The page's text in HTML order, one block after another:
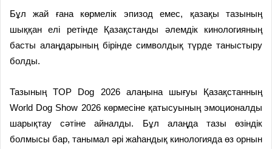
Бұл жай ғана көрмелік эпизод емес, қазақы тазының
шыққан елі ретінде Қазақстанды әлемдік кинологияның
басты алаңдарының бірінде символдық түрде таныстыру
болды.
Тазының TOP Dog 2026 алаңына шығуы Қазақстанның
World Dog Show 2026 көрмесіне қатысуының эмоционалды
шарықтау сәтіне айналды. Бұл алаңда тазы өзіндік
болмысы бар, танымал әрі жаһандық кинологияда өз орнын